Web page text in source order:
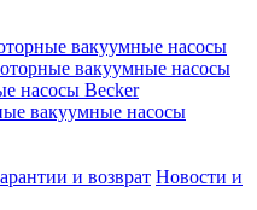
вакуумные насосы
вакуумные насосы
насосы Becker
вакуумные насосы
и возврат Новости и